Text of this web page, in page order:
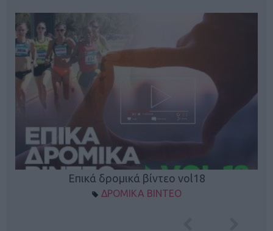
Επικά δρομικά βίντεο vol18
ΔΡΟΜΙΚΑ ΒΙΝΤΕΟ